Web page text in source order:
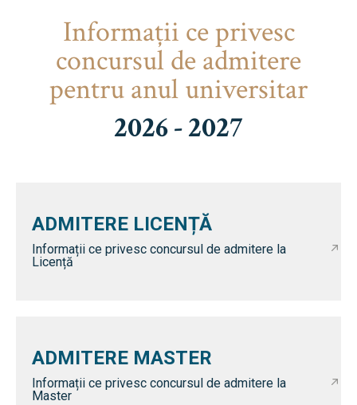
Informaţii ce privesc
concursul de admitere
pentru anul universitar
2026 - 2027
ADMITERE LICENȚĂ
Informații ce privesc concursul de admitere la
Licență
ADMITERE MASTER
Informații ce privesc concursul de admitere la
Master